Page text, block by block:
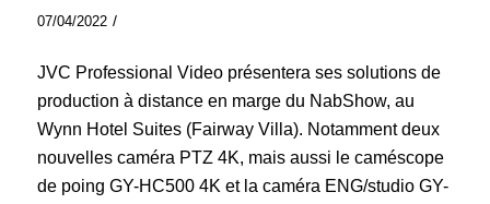
07/04/2022 /
JVC Professional Video présentera ses solutions de
production à distance en marge du NabShow, au
Wynn Hotel Suites (Fairway Villa). Notamment deux
nouvelles caméra PTZ 4K, mais aussi le caméscope
de poing GY-HC500 4K et la caméra ENG/studio GY-